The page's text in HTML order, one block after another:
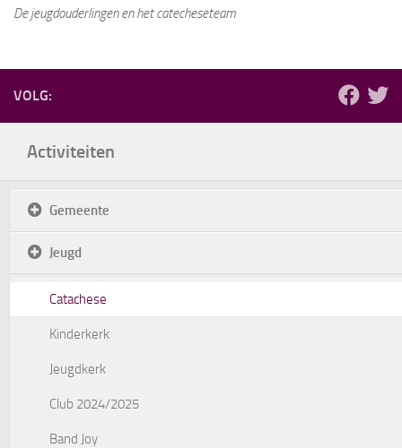
De jeugdouderlingen en het catecheseteam
VOLG:
Activiteiten
Gemeente
Jeugd
Catachese
Kinderkerk
Jeugdkerk
Club 2024/2025
Band Joy